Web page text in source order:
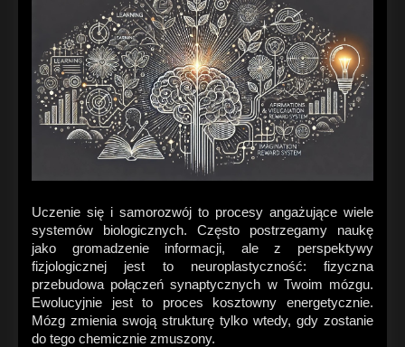
Uczenie się i samorozwój to procesy angażujące wiele
systemów biologicznych. Często postrzegamy naukę
jako gromadzenie informacji, ale z perspektywy
fizjologicznej jest to neuroplastyczność: fizyczna
przebudowa połączeń synaptycznych w Twoim mózgu.
Ewolucyjnie jest to proces kosztowny energetycznie.
Mózg zmienia swoją strukturę tylko wtedy, gdy zostanie
do tego chemicznie zmuszony.